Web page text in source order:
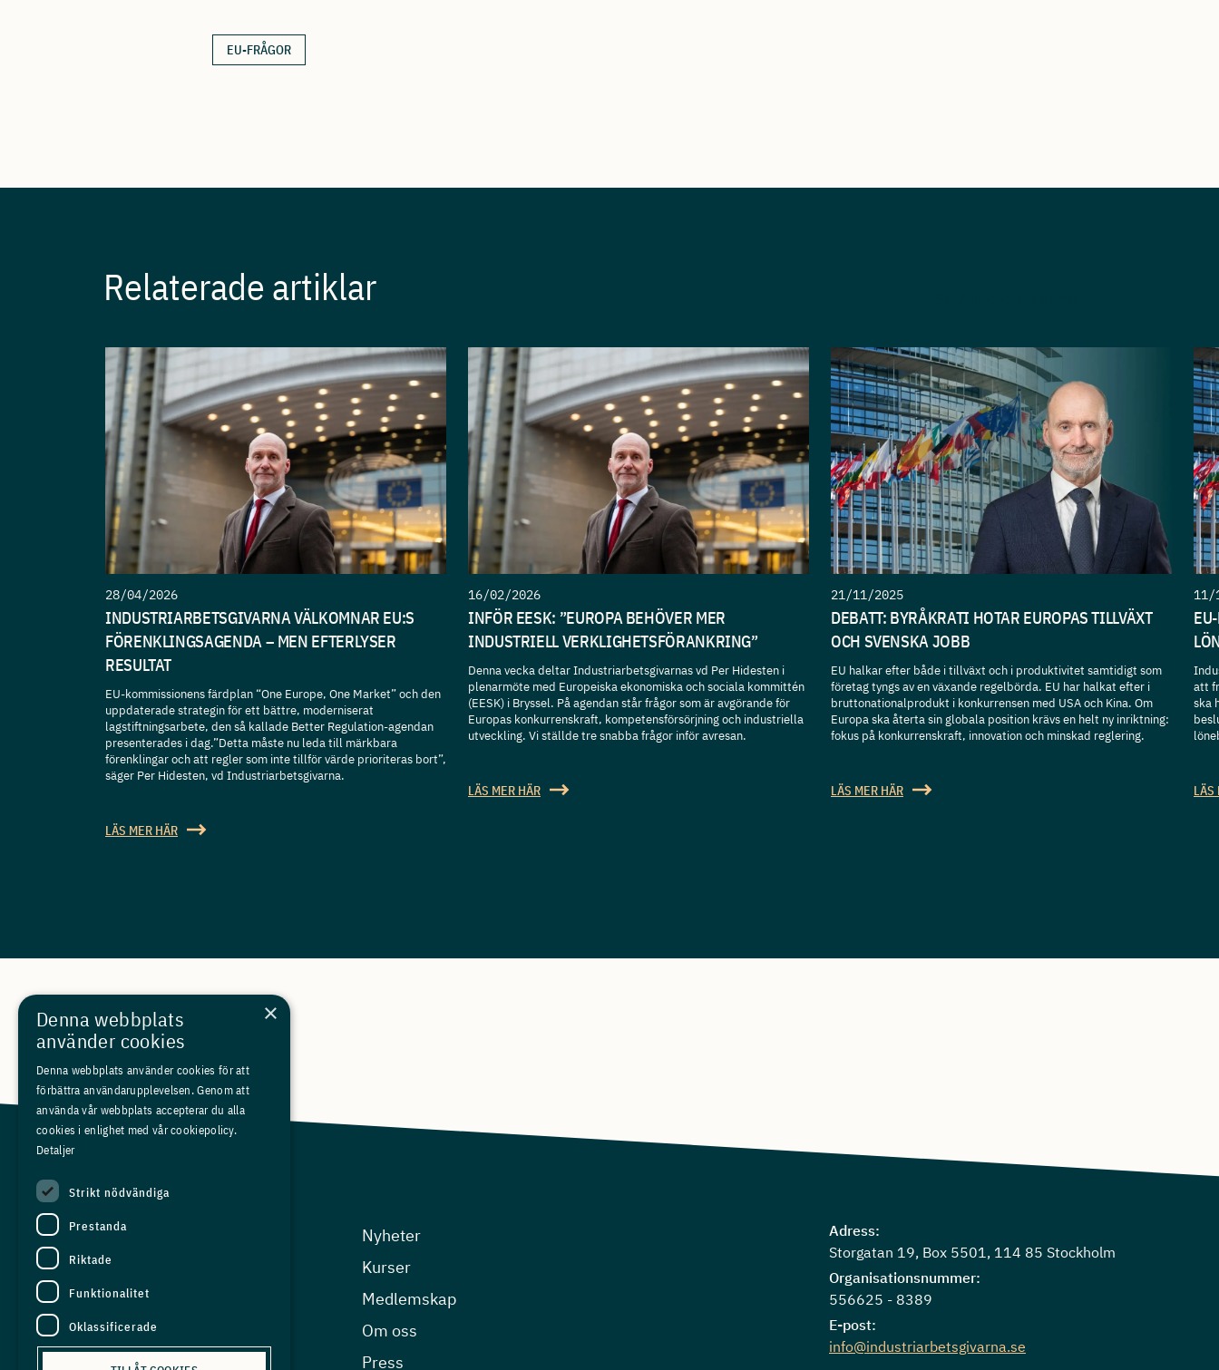
EU-FRÅGOR
Relaterade artiklar
28/04/2026
INDUSTRIARBETSGIVARNA VÄLKOMNAR EU:S
FÖRENKLINGSAGENDA – MEN EFTERLYSER
RESULTAT
EU-kommissionens färdplan “One Europe, One Market” och den
uppdaterade strategin för ett bättre, moderniserat
lagstiftningsarbete, den så kallade Better Regulation-agendan
presenterades i dag.”Detta måste nu leda till märkbara
förenklingar och att regler som inte tillför värde prioriteras bort”,
säger Per Hidesten, vd Industriarbetsgivarna.
LÄS MER HÄR
16/02/2026
INFÖR EESK: ”EUROPA BEHÖVER MER
INDUSTRIELL VERKLIGHETSFÖRANKRING”
Denna vecka deltar Industriarbetsgivarnas vd Per Hidesten i
plenarmöte med Europeiska ekonomiska och sociala kommittén
(EESK) i Bryssel. På agendan står frågor som är avgörande för
Europas konkurrenskraft, kompetensförsörjning och industriella
utveckling. Vi ställde tre snabba frågor inför avresan.
LÄS MER HÄR
21/11/2025
DEBATT: BYRÅKRATI HOTAR EUROPAS TILLVÄXT
OCH SVENSKA JOBB
EU halkar efter både i tillväxt och i produktivitet samtidigt som
företag tyngs av en växande regelbörda. EU har halkat efter i
bruttonationalprodukt i konkurrensen med USA och Kina. Om
Europa ska återta sin globala position krävs en helt ny inriktning:
fokus på konkurrenskraft, innovation och minskad reglering.
LÄS MER HÄR
11/
att
ska
LÄS
Arbetsgivarfrågor
Kompetensfrågor
Arbetsmiljö
Ekonomisk analys
EU-frågor
Nyheter
Kurser
Medlemskap
Om oss
Press
Adress:
Storgatan 19, Box 5501, 114 85 Stockholm
Organisationsnummer:
556625 - 8389
E-post:
info@industriarbetsgivarna.se
×
Denna webbplats
använder cookies
Denna webbplats använder cookies för att
förbättra användarupplevelsen. Genom att
använda vår webbplats accepterar du alla
cookies i enlighet med vår cookiepolicy.
Detaljer
Strikt nödvändiga
Prestanda
Riktade
Funktionalitet
Oklassificerade